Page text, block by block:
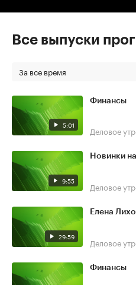
Все выпуски
За все время
5:01
Финансы
Деловое
9:55
Новинки
Деловое
29:59
Елена
Деловое
Финансы